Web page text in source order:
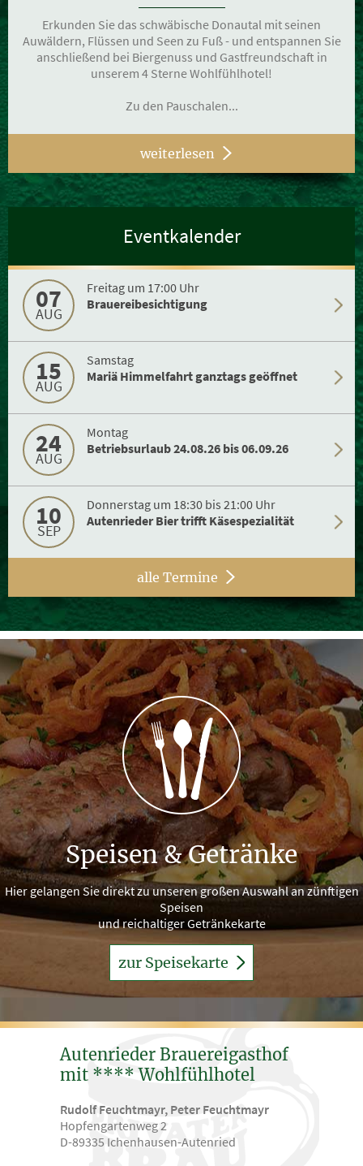
Erkunden Sie das schwäbische Donautal mit seinen
Auwäldern, Flüssen und Seen zu Fuß - und entspannen Sie
anschließend bei Biergenuss und Gastfreundschaft in
unserem 4 Sterne Wohlfühlhotel!
Zu den Pauschalen...
weiterlesen
Eventkalender
07
AUG
Freitag um 17:00 Uhr
Brauereibesichtigung
15
AUG
Samstag
Mariä Himmelfahrt ganztags geöffnet
24
AUG
Montag
Betriebsurlaub 24.08.26 bis 06.09.26
10
SEP
Donnerstag um 18:30 bis 21:00 Uhr
Autenrieder Bier trifft Käsespezialität
alle Termine
Speisen & Getränke
Hier gelangen Sie direkt zu unseren großen Auswahl an zünftigen
Speisen
und reichaltiger Getränkekarte
zur Speisekarte
Autenrieder Brauereigasthof
mit **** Wohlfühlhotel
Rudolf Feuchtmayr, Peter Feuchtmayr
Hopfengartenweg 2
D-89335 Ichenhausen-Autenried